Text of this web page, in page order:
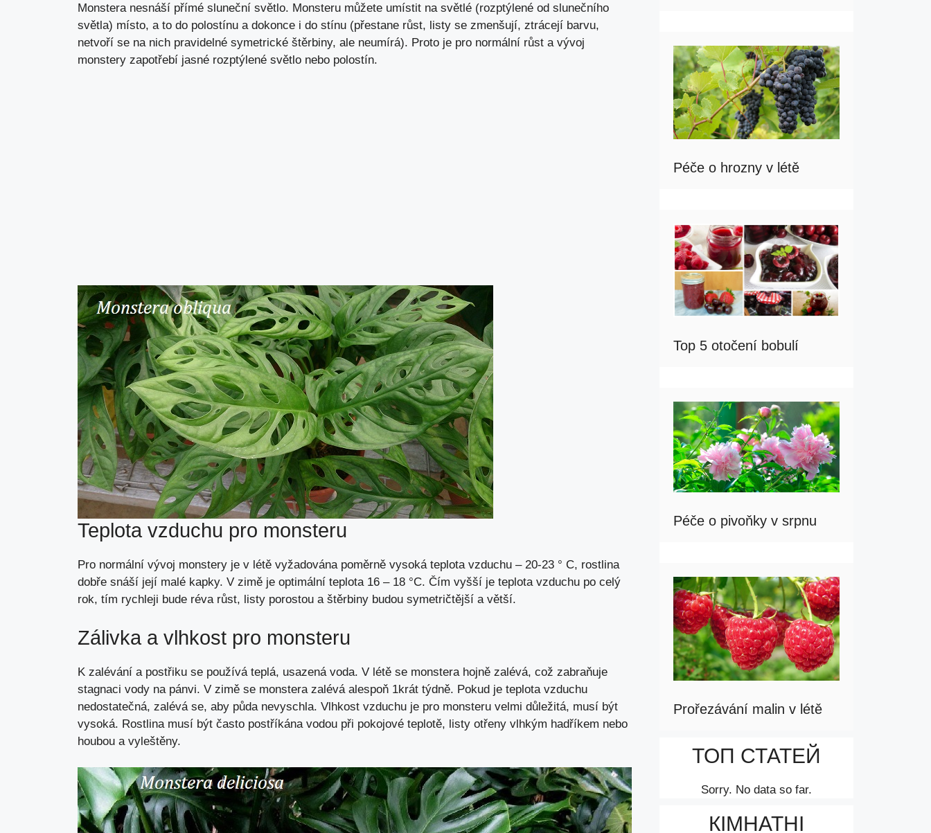
Monstera nesnáší přímé sluneční světlo. Monsteru můžete umístit na světlé (rozptýlené od slunečního
světla) místo, a to do polostínu a dokonce i do stínu (přestane růst, listy se zmenšují, ztrácejí barvu,
netvoří se na nich pravidelné symetrické štěrbiny, ale neumírá). Proto je pro normální růst a vývoj
monstery zapotřebí jasné rozptýlené světlo nebo polostín.
Teplota vzduchu pro monsteru
Pro normální vývoj monstery je v létě vyžadována poměrně vysoká teplota vzduchu – 20-23 ° C, rostlina
dobře snáší její malé kapky. V zimě je optimální teplota 16 – 18 °C. Čím vyšší je teplota vzduchu po celý
rok, tím rychleji bude réva růst, listy porostou a štěrbiny budou symetričtější a větší.
Zálivka a vlhkost pro monsteru
K zalévání a postřiku se používá teplá, usazená voda. V létě se monstera hojně zalévá, což zabraňuje
stagnaci vody na pánvi. V zimě se monstera zalévá alespoň 1krát týdně. Pokud je teplota vzduchu
nedostatečná, zalévá se, aby půda nevyschla. Vlhkost vzduchu je pro monsteru velmi důležitá, musí být
vysoká. Rostlina musí být často postříkána vodou při pokojové teplotě, listy otřeny vlhkým hadříkem nebo
houbou a vyleštěny.
Péče o hrozny v létě
Top 5 otočení bobulí
Péče o pivoňky v srpnu
Prořezávání malin v létě
ТОП СТАТЕЙ
Sorry. No data so far.
КІМНАТНІ